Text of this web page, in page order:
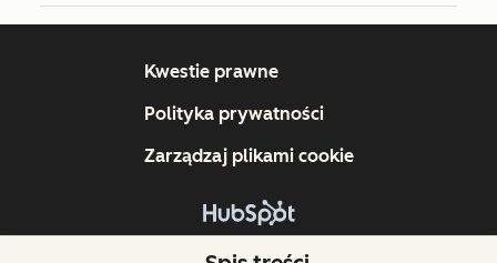
Copyright © 2026 HubSpot, Inc.
Kwestie prawne
Polityka prywatności
Zarządzaj plikami cookie